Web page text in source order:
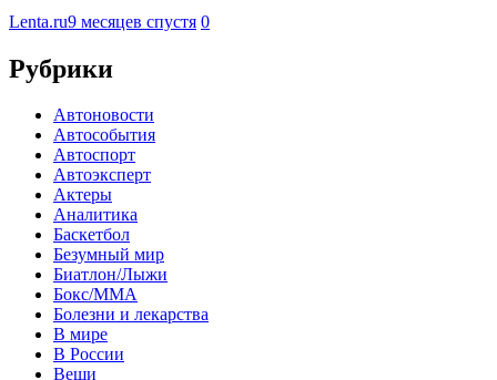
Lenta.ru9 месяцев спустя 0
Рубрики
Автоновости
Автособытия
Автоспорт
Автоэксперт
Актеры
Аналитика
Баскетбол
Безумный мир
Биатлон/Лыжи
Бокс/MMA
Болезни и лекарства
В мире
В России
Вещи